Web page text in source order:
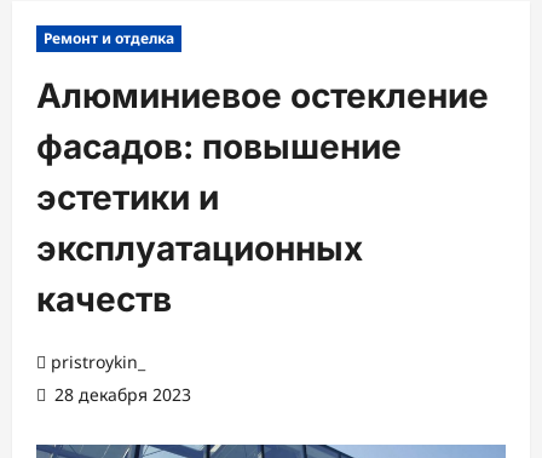
Ремонт и отделка
Алюминиевое остекление
фасадов: повышение
эстетики и
эксплуатационных
качеств
pristroykin_
28 декабря 2023